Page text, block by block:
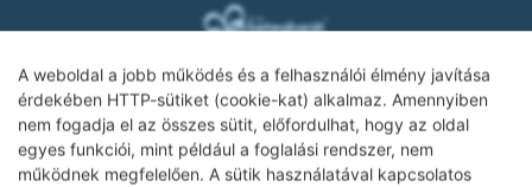
A weboldal a jobb működés és a felhasználói élmény javítása
érdekében HTTP-sütiket (cookie-kat) alkalmaz. Amennyiben
nem fogadja el az összes sütit, előfordulhat, hogy az oldal
egyes funkciói, mint például a foglalási rendszer, nem
működnek megfelelően. A sütik használatával kapcsolatos
Adatkezelési tájékoztató